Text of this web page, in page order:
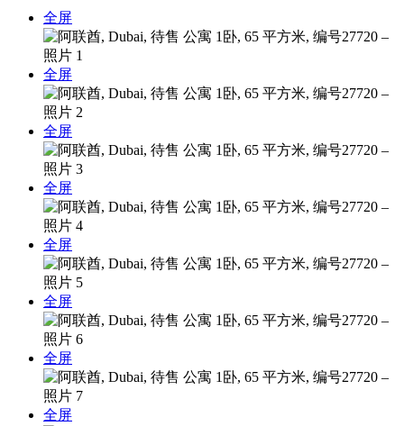
全屏
全屏
全屏
全屏
全屏
全屏
全屏
全屏